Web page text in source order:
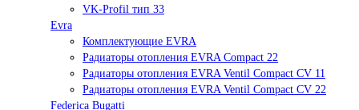
VK-Profil тип 33
Evra
Комплектующие EVRA
Радиаторы отопления EVRA Compact 22
Радиаторы отопления EVRA Ventil Compact CV 11
Радиаторы отопления EVRA Ventil Compact CV 22
Federica Bugatti